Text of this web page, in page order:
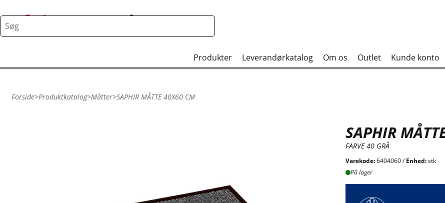
Produkter Leverandørkatalog Om os Outlet Kunde konto
Forside>Produktkatalog>Måtter>SAPHIR MÅTTE 40X60 CM
SAPHIR
FARVE 40 GRÅ
Varekode:6404060 /Enhed:stk
På lager